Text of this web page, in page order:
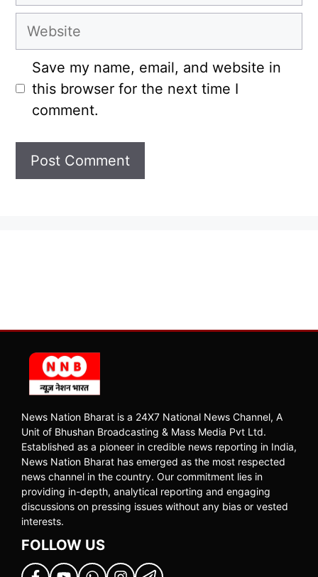
Website
Save my name, email, and website in
this browser for the next time I
comment.
News Nation Bharat is a 24X7 National News Channel, A
Unit of Bhushan Broadcasting & Mass Media Pvt Ltd.
Established as a pioneer in credible news reporting in India,
News Nation Bharat has emerged as the most respected
news channel in the country. Our commitment lies in
providing in-depth, analytical reporting and engaging
discussions on pressing issues without any bias or vested
interests.
FOLLOW US